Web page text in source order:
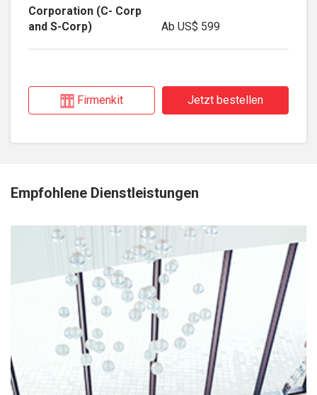
Ab US$ 599
Firmenkit Jetzt bestellen
Empfohlene Dienstleistungen